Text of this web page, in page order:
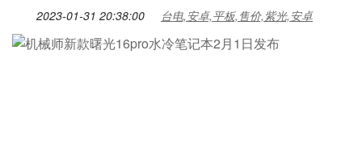
2023-01-31 20:38:00 台电,安卓,平板,售价,紫光,安卓